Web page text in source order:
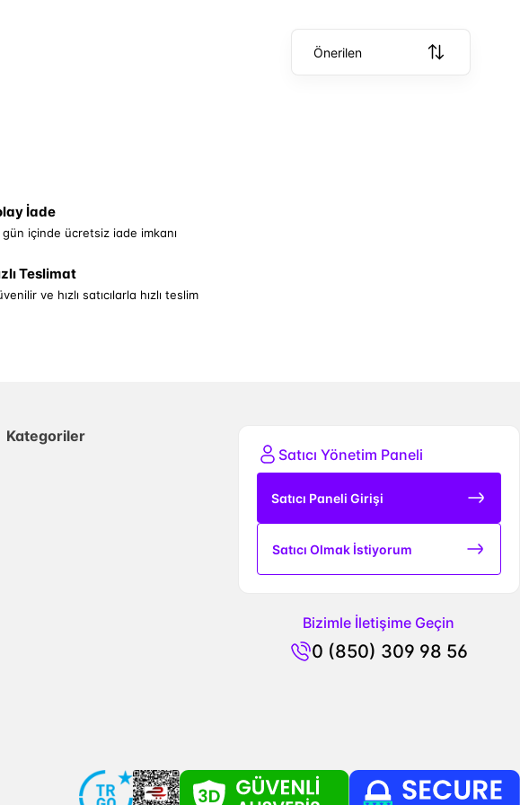
Önerilen
İade
gün içinde ücretsiz iade imkanı
Teslimat
ve hızlı satıcılarla hızlı teslim
Kategoriler
Satıcı Yönetim Paneli
Satıcı Paneli Girişi
Satıcı Olmak İstiyorum
Bizimle İletişime Geçin
0 (850) 309 98 56